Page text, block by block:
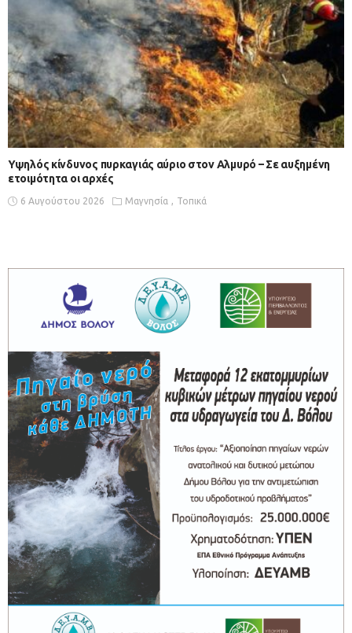
Υψηλός κίνδυνος πυρκαγιάς αύριο στον Αλμυρό – Σε αυξημένη
ετοιμότητα οι αρχές
6 Αυγούστου 2026 Μαγνησία Τοπικά